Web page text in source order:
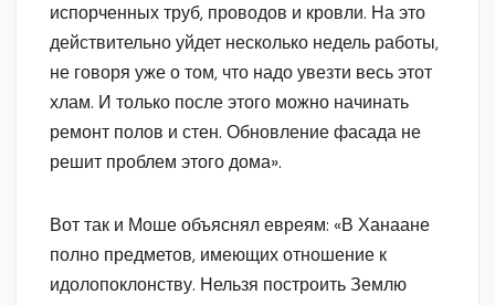
испорченных труб, проводов и кровли. На это
действительно уйдет несколько недель работы,
не говоря уже о том, что надо увезти весь этот
хлам. И только после этого можно начинать
ремонт полов и стен. Обновление фасада не
решит проблем этого дома».
Вот так и Моше объяснял евреям: «В Ханаане
полно предметов, имеющих отношение к
идолопоклонству. Нельзя построить Землю